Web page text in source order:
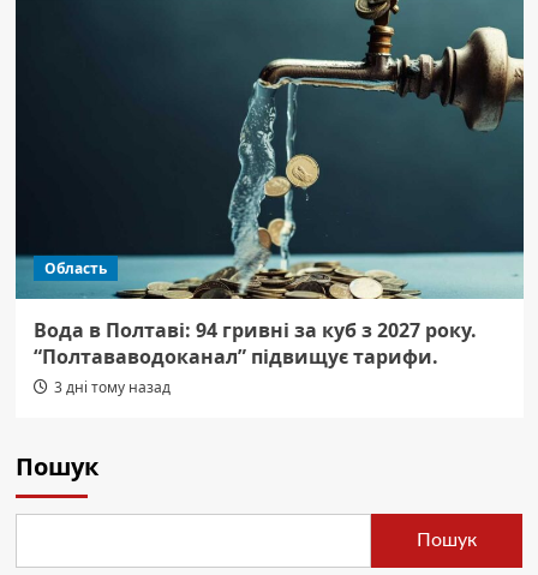
Область
Вода в Полтаві: 94 гривні за куб з 2027 року.
“Полтававодоканал” підвищує тарифи.
3 дні тому назад
Пошук
Пошук